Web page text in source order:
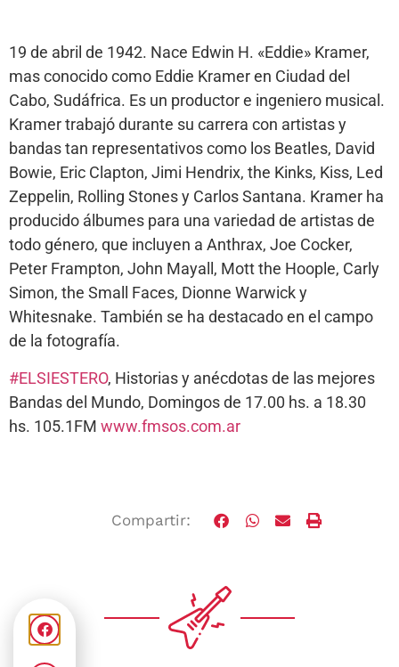
19 de abril de 1942. Nace Edwin H. «Eddie» Kramer,
mas conocido como Eddie Kramer en Ciudad del
Cabo, Sudáfrica. Es un productor e ingeniero musical.
Kramer trabajó durante su carrera con artistas y
bandas tan representativos como los Beatles, David
Bowie, Eric Clapton, Jimi Hendrix, the Kinks, Kiss, Led
Zeppelin, Rolling Stones y Carlos Santana. Kramer ha
producido álbumes para una variedad de artistas de
todo género, que incluyen a Anthrax, Joe Cocker,
Peter Frampton, John Mayall, Mott the Hoople, Carly
Simon, the Small Faces, Dionne Warwick y
Whitesnake. También se ha destacado en el campo
de la fotografía.
#ELSIESTERO, Historias y anécdotas de las mejores
Bandas del Mundo, Domingos de 17.00 hs. a 18.30
hs. 105.1FM www.fmsos.com.ar
Compartir: